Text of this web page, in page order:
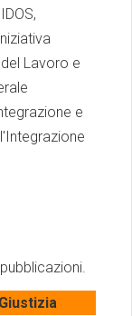
del Lavoro e
e